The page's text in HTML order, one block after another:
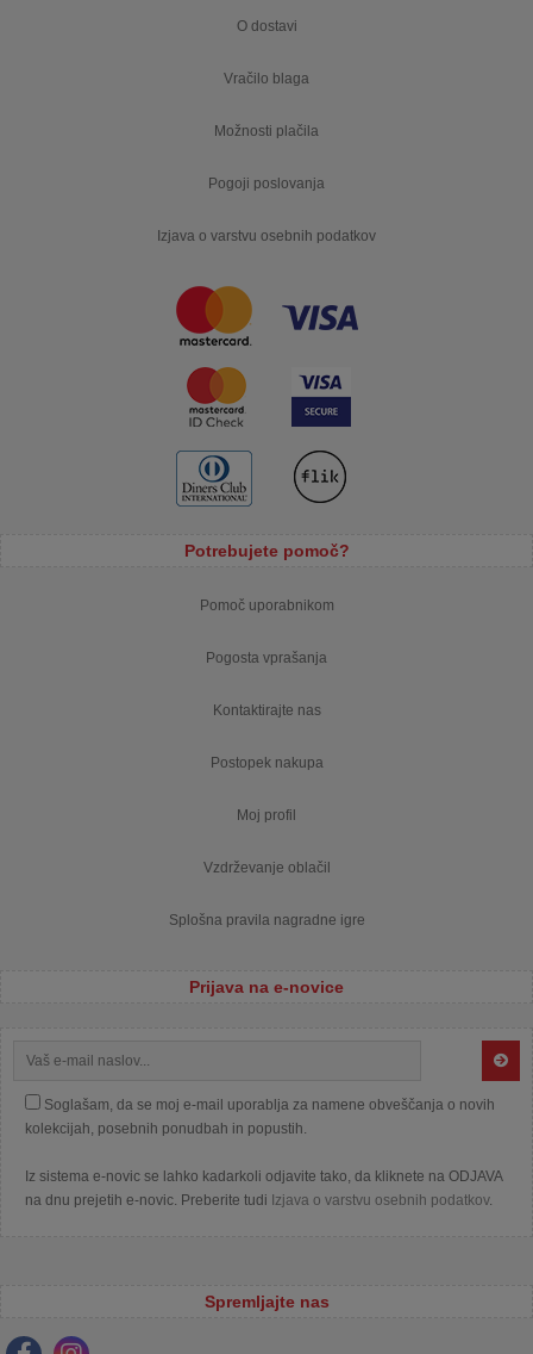
O dostavi
Vračilo blaga
Možnosti plačila
Pogoji poslovanja
Izjava o varstvu osebnih podatkov
Potrebujete pomoč?
Pomoč uporabnikom
Pogosta vprašanja
Kontaktirajte nas
Postopek nakupa
Moj profil
Vzdrževanje oblačil
Splošna pravila nagradne igre
Prijava na e-novice
Soglašam, da se moj e-mail uporablja za namene obveščanja o novih
kolekcijah, posebnih ponudbah in popustih.
Iz sistema e-novic se lahko kadarkoli odjavite tako, da kliknete na ODJAVA
na dnu prejetih e-novic. Preberite tudi Izjava o varstvu osebnih podatkov.
Spremljajte nas